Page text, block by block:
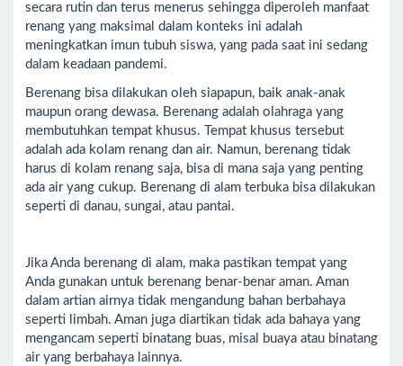
secara rutin dan terus menerus sehingga diperoleh manfaat
renang yang maksimal dalam konteks ini adalah
meningkatkan imun tubuh siswa, yang pada saat ini sedang
dalam keadaan pandemi.
Berenang bisa dilakukan oleh siapapun, baik anak-anak
maupun orang dewasa. Berenang adalah olahraga yang
membutuhkan tempat khusus. Tempat khusus tersebut
adalah ada kolam renang dan air. Namun, berenang tidak
harus di kolam renang saja, bisa di mana saja yang penting
ada air yang cukup. Berenang di alam terbuka bisa dilakukan
seperti di danau, sungai, atau pantai.
Jika Anda berenang di alam, maka pastikan tempat yang
Anda gunakan untuk berenang benar-benar aman. Aman
dalam artian airnya tidak mengandung bahan berbahaya
seperti limbah. Aman juga diartikan tidak ada bahaya yang
mengancam seperti binatang buas, misal buaya atau binatang
air yang berbahaya lainnya.